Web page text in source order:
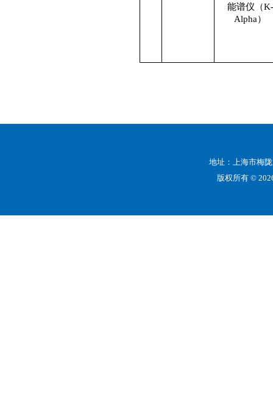
能谱仪（K-
Alpha）
地址：上海市梅
版权所有 ©